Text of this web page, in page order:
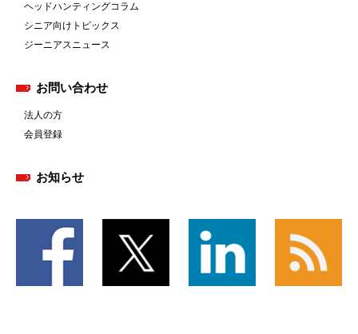
ヘッドハンティングコラム
シニア向けトピックス
ジーニアスニュース
お問い合わせ
法人の方
会員登録
お知らせ